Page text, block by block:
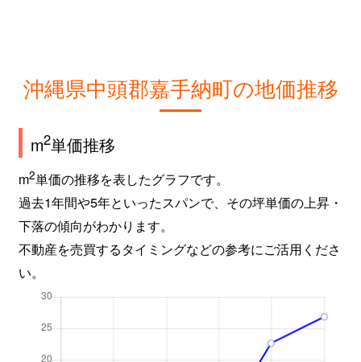
沖縄県中頭郡嘉手納町の地価推移
m2単価推移
m2単価の推移を表したグラフです。
過去1年間や5年といったスパンで、その坪単価の上昇・
下落の傾向がわかります。
不動産を売買するタイミングなどの参考にご活用くださ
い。